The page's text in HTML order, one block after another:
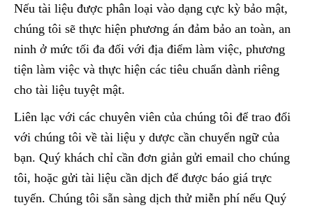
Nếu tài liệu được phân loại vào dạng cực kỳ bảo mật,
chúng tôi sẽ thực hiện phương án đảm bảo an toàn, an
ninh ở mức tối đa đối với địa điểm làm việc, phương
tiện làm việc và thực hiện các tiêu chuẩn dành riêng
cho tài liệu tuyệt mật.
Liên lạc với các chuyên viên của chúng tôi để trao đổi
với chúng tôi về tài liệu y dược cần chuyển ngữ của
bạn. Quý khách chỉ cần đơn giản gửi email cho chúng
tôi, hoặc gửi tài liệu cần dịch để được báo giá trực
tuyến. Chúng tôi sẵn sàng dịch thử miễn phí nếu Quý